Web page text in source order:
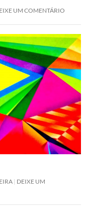
UM COMENTÁRIO
DEIXE UM